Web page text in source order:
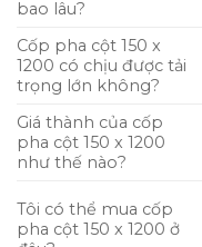
bao lâu?
Cốp pha cột 150 x
1200 có chịu được tải
trọng lớn không?
Giá thành của cốp
pha cột 150 x 1200
như thế nào?
Tôi có thể mua cốp
pha cột 150 x 1200 ở